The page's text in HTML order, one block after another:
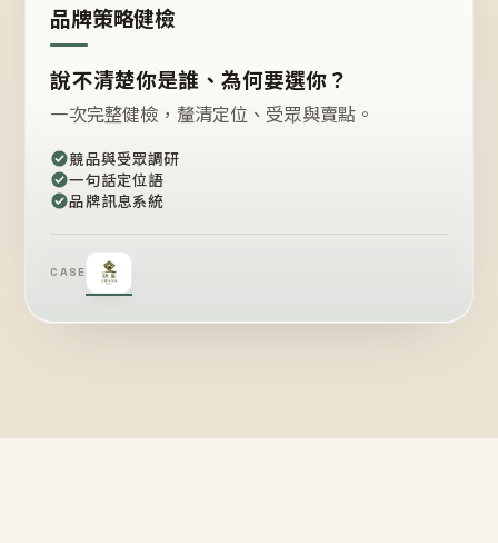
品牌策略健檢
說不清楚你是誰、為何要選你？
一次完整健檢，釐清定位、受眾與賣點。
競品與受眾調研
一句話定位語
品牌訊息系統
CASE